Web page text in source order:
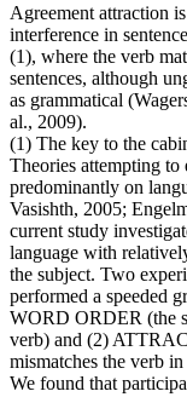
Agreement attraction
interference in
(1), where the verb
sentences, although
as grammatical
al., 2009).
(1) The key to the
Theories attempting to
predominantly on
Vasishth, 2005;
current study
language with
the subject. Two
performed a speeded
WORD ORDER (the
verb) and (2)
mismatches the verb
We found that